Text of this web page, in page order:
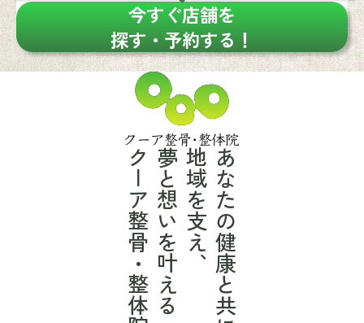
今すぐ店舗を
探す・予約する！
あなたの健康と共に
地域を支え、
夢と想いを叶える
クーア整骨・整体院